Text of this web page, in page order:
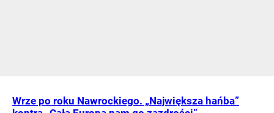
Wrze po roku Nawrockiego. „Największa hańba”